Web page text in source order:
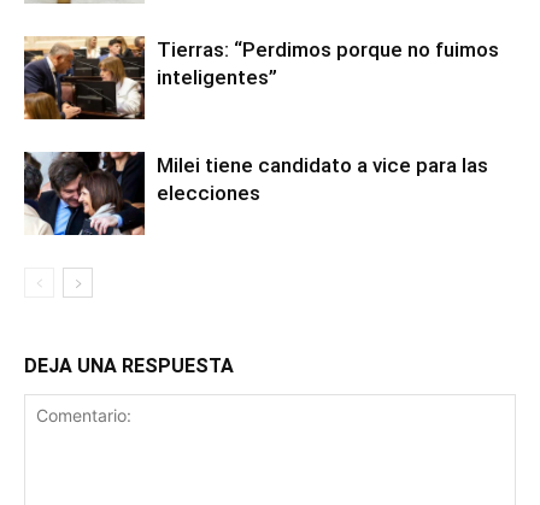
Tierras: “Perdimos porque no fuimos
inteligentes”
Milei tiene candidato a vice para las
elecciones
DEJA UNA RESPUESTA